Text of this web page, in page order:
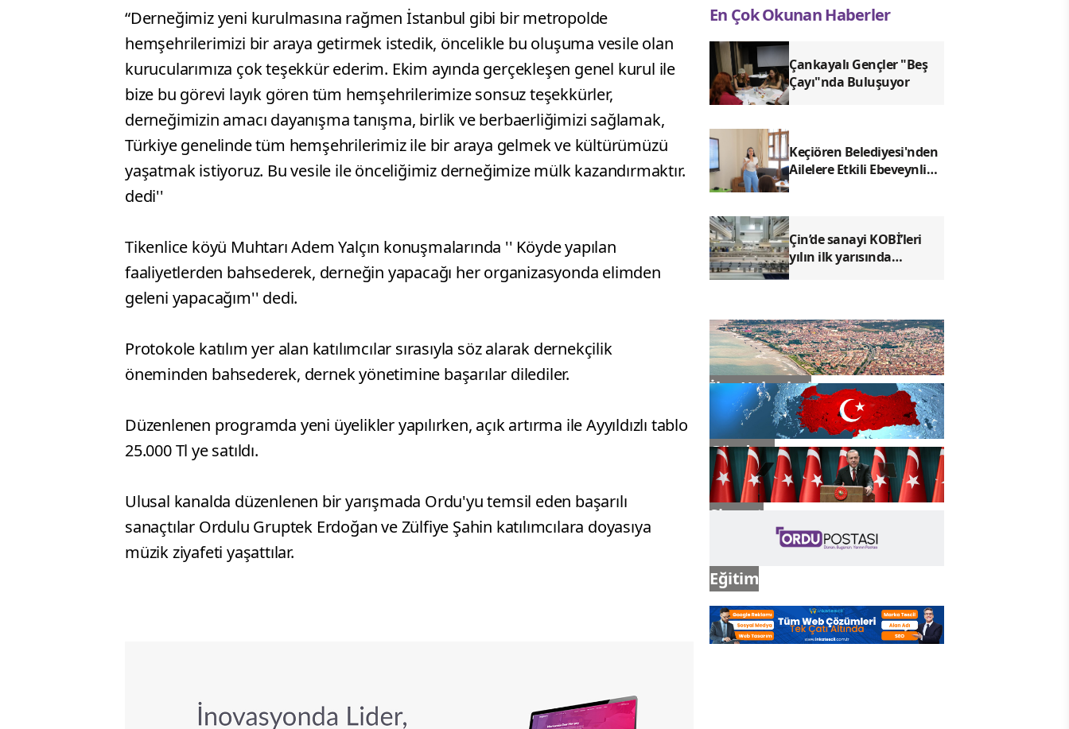
“Derneğimiz yeni kurulmasına rağmen İstanbul gibi bir metropolde
hemşehrilerimizi bir araya getirmek istedik, öncelikle bu oluşuma vesile olan
kurucularımıza çok teşekkür ederim. Ekim ayında gerçekleşen genel kurul ile
bize bu görevi layık gören tüm hemşehrilerimize sonsuz teşekkürler,
derneğimizin amacı dayanışma tanışma, birlik ve berbaerliğimizi sağlamak,
Türkiye genelinde tüm hemşehrilerimiz ile bir araya gelmek ve kültürümüzü
yaşatmak istiyoruz. Bu vesile ile önceliğimiz derneğimize mülk kazandırmaktır.
dedi''
Tikenlice köyü Muhtarı Adem Yalçın konuşmalarında '' Köyde yapılan
faaliyetlerden bahsederek, derneğin yapacağı her organizasyonda elimden
geleni yapacağım'' dedi.
Protokole katılım yer alan katılımcılar sırasıyla söz alarak dernekçilik
öneminden bahsederek, dernek yönetimine başarılar dilediler.
Düzenlenen programda yeni üyelikler yapılırken, açık artırma ile Ayyıldızlı tablo
25.000 Tl ye satıldı.
Ulusal kanalda düzenlenen bir yarışmada Ordu'yu temsil eden başarılı
sanaçtılar Ordulu Gruptek Erdoğan ve Zülfiye Şahin katılımcılara doyasıya
müzik ziyafeti yaşattılar.
En Çok Okunan Haberler
Çankayalı Gençler "Beş
Çayı"nda Buluşuyor
Keçiören Belediyesi'nden
Ailelere Etkili Ebeveynlik
Çin’de sanayi KOBİ’leri
yılın ilk yarısında
İlçe Haberleri
Gündem
Siyaset
Eğitim